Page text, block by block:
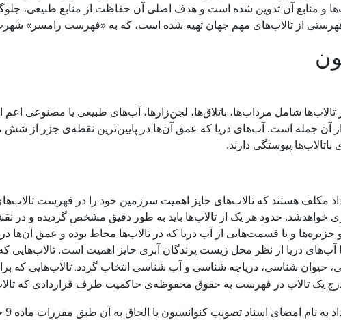
و منابع آن‌ تدوین شده است و هدف اصلی آن حفاظت از منابع طبیعی،
از تالاب‌های مهم جهان تهیه شده است، که به «فهرست رامسر»
شامل مرداب‌ها، باتلاق‌ها، لجن‌زارها، آب‌های طبیعی یا مصنوعی
آن جمله است. آب‌های دریا که عمق آن‌ها در پایین‌ترین نقطه‌ی جزر از شش
پیوستگی دارند.
مکلف هستند که تالاب‌های حایز اهمیت سرزمین خود را در فهرست
خواهدشد. حدود هر یک از تالاب‌ها باید به طور دقیق مشخص گردیده و
جزیره‌ها و یا قسمت‌هایی از آب دریا که در تالاب‌ها محاط بوده و عمق
یا آب‌های دریا از نظر محل زیست پرندگان آبزی حایز اهمیت است. تالاب‌هایی
حیوان شناسی، دریاچه شناسی و آب شناسی انتخاب گردد. تالاب‌هایی که
یک تالاب در فهرست به حقوق محفوظه‌ی حاکمیت طرف قراردادی که